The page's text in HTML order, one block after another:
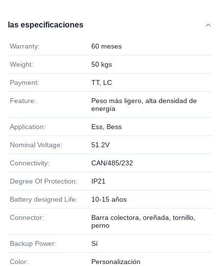
las especificaciones
Warranty: 60 meses
Weight: 50 kgs
Payment: TT, LC
Feature:
Peso más ligero, alta densidad de
energía
Application: Ess, Bess
Nominal Voltage: 51.2V
Connectivity: CAN/485/232
Degree Of Protection: IP21
Battery designed Life: 10-15 años
Connector:
Barra colectora, oreñada, tornillo,
perno
Backup Power: Sí
Color: Personalización